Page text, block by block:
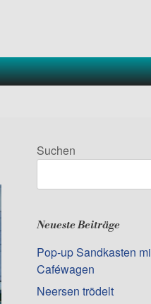
Suchen
Neueste Beiträge
Pop-up Sandkasten
Caféwagen
Neersen trödelt